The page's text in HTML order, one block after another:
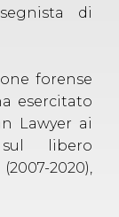
di
forense
esercitato
Lawyer ai
libero
2020),